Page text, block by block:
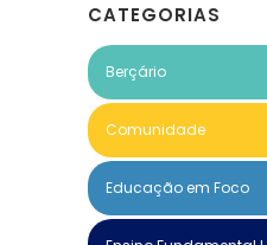
CATEGORIAS
Berçário
Comunidade
Educação em Foco